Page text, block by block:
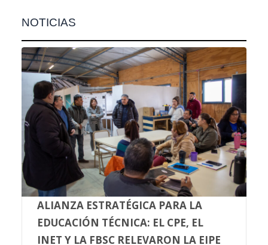
NOTICIAS
ALIANZA ESTRATÉGICA PARA LA
EDUCACIÓN TÉCNICA: EL CPE, EL
INET Y LA FBSC RELEVARON LA EIPE